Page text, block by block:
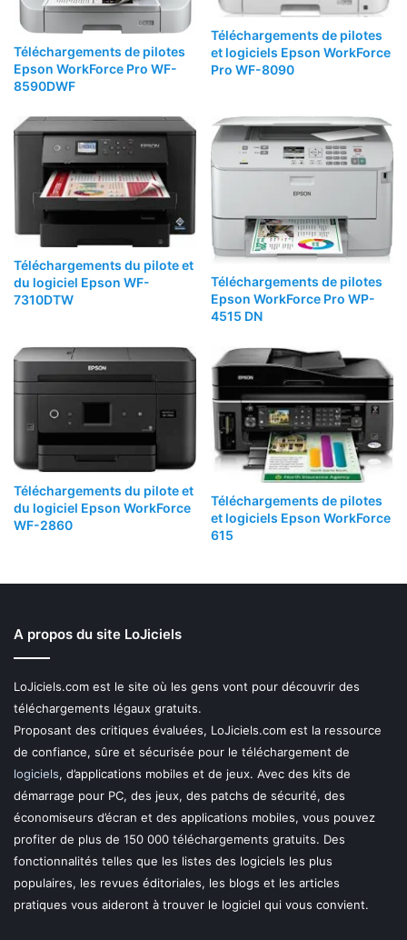
Téléchargements de pilotes
Epson WorkForce Pro WF-
8590DWF
Téléchargements de pilotes
et logiciels Epson WorkForce
Pro WF-8090
Téléchargements du pilote et
du logiciel Epson WF-
7310DTW
Téléchargements de pilotes
Epson WorkForce Pro WP-
4515 DN
Téléchargements du pilote et
du logiciel Epson WorkForce
WF-2860
Téléchargements de pilotes
et logiciels Epson WorkForce
615
A propos du site LoJiciels
LoJiciels.com est le site où les gens vont pour découvrir des
téléchargements légaux gratuits.
Proposant des critiques évaluées, LoJiciels.com est la ressource
de confiance, sûre et sécurisée pour le téléchargement de
logiciels, d’applications mobiles et de jeux. Avec des kits de
démarrage pour PC, des jeux, des patchs de sécurité, des
économiseurs d’écran et des applications mobiles, vous pouvez
profiter de plus de 150 000 téléchargements gratuits. Des
fonctionnalités telles que les listes des logiciels les plus
populaires, les revues éditoriales, les blogs et les articles
pratiques vous aideront à trouver le logiciel qui vous convient.